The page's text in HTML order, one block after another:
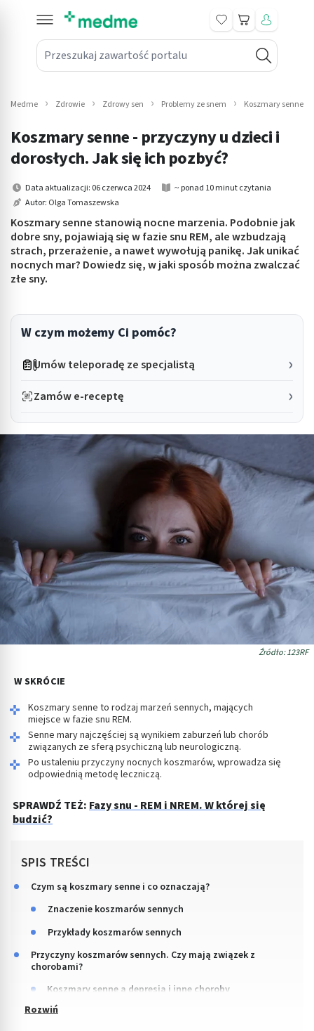
Przeszukaj zawartość portalu
Koszyk
submenu: Leki na receptę
submenu: Mama i dziecko
submenu: Kosmetyki
submenu: Higiena
submenu: Sprzęt medyczny
submenu: Intymne
Medme Zdrowie Zdrowy sen Problemy ze snem Koszmary senne -
Koszmary senne - przyczyny u dzieci i
dorosłych. Jak się ich pozbyć?
Data aktualizacji: 06 czerwca 2024
~ ponad 10 minut czytania
Autor: Olga Tomaszewska
Koszmary senne stanowią nocne marzenia. Podobnie jak
dobre sny, pojawiają się w fazie snu REM, ale wzbudzają
strach, przerażenie, a nawet wywołują panikę. Jak unikać
nocnych mar? Dowiedz się, w jaki sposób można zwalczać
złe sny.
W czym możemy Ci pomóc?
Umów teleporadę ze specjalistą
Zamów e-receptę
Źródło: 123RF
W SKRÓCIE
Koszmary senne to rodzaj marzeń sennych, mających
miejsce w fazie snu REM.
Senne mary najczęściej są wynikiem zaburzeń lub chorób
związanych ze sferą psychiczną lub neurologiczną.
Po ustaleniu przyczyny nocnych koszmarów, wprowadza się
odpowiednią metodę leczniczą.
SPRAWDŹ TEŻ: Fazy snu - REM i NREM. W której się
budzić?
SPIS TREŚCI
Czym są koszmary senne i co oznaczają?
Znaczenie koszmarów sennych
Przykłady koszmarów sennych
Przyczyny koszmarów sennych. Czy mają związek z
chorobami?
Koszmary senne a depresja i inne choroby